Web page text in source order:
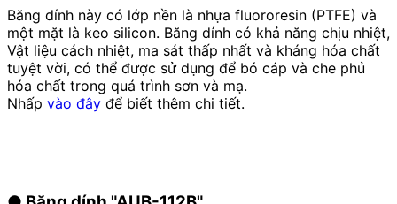
Băng dính này có lớp nền là nhựa fluororesin (PTFE) và
một mặt là keo silicon. Băng dính có khả năng chịu nhiệt,
Vật liệu cách nhiệt, ma sát thấp nhất và kháng hóa chất
tuyệt vời, có thể được sử dụng để bó cáp và che phủ
hóa chất trong quá trình sơn và mạ.
Nhấp vào đây để biết thêm chi tiết.